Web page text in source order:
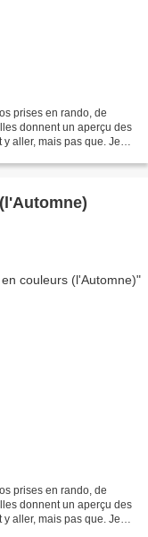
prises en rando, de
donnent un aperçu des
aller, mais pas que. Je
prises en rando, de
donnent un aperçu des
aller, mais pas que. Je